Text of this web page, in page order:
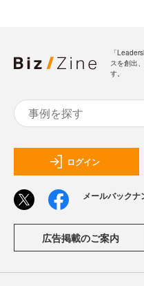
「
スを創出
す。
ログイン
メールバックナ
広告掲載のご案内